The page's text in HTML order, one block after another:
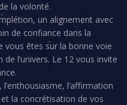
la volonté.
un alignement avec
de confiance dans la
vous êtes sur la bonne voie
l’univers. Le 12 vous invite
l’affirmation
la concrétisation de vos